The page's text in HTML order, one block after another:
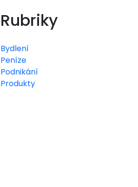
Rubriky
Bydlení
Peníze
Podnikání
Produkty